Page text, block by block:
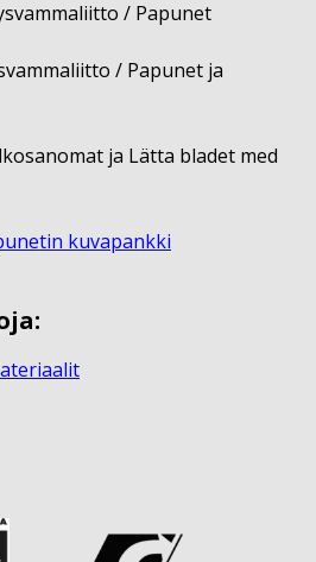
/ Papunet
/ Papunet ja
ja Lätta bladet med
kuvapankki